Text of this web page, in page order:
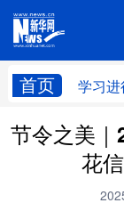
首页 学习进
学习进行时
节令之美｜
花